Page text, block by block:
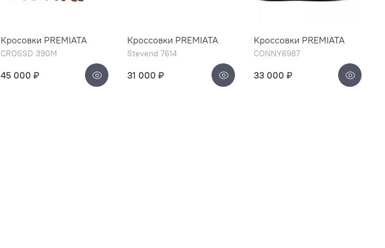
Кросовки PREMIATA
CROSSD 390M
45 000 ₽
Кроссовки PREMIATA
Stevend 7614
31 000 ₽
Кроссовки PREMIATA
CONNY6987
33 000 ₽